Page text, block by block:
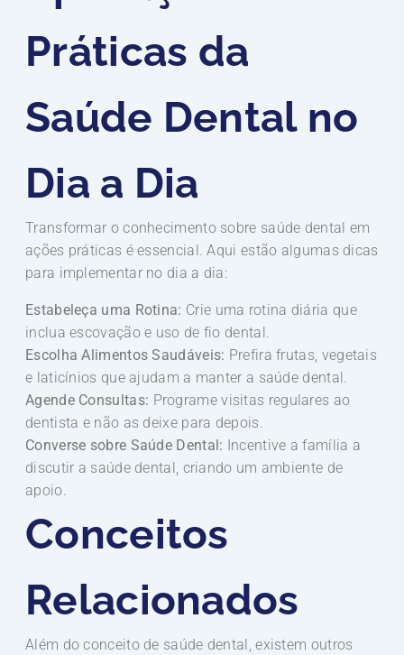
Práticas da
Saúde Dental no
Dia a Dia
Transformar o conhecimento sobre saúde dental em
ações práticas é essencial. Aqui estão algumas dicas
para implementar no dia a dia:
Estabeleça uma Rotina: Crie uma rotina diária que
inclua escovação e uso de fio dental.
Escolha Alimentos Saudáveis: Prefira frutas, vegetais
e laticínios que ajudam a manter a saúde dental.
Agende Consultas: Programe visitas regulares ao
dentista e não as deixe para depois.
Converse sobre Saúde Dental: Incentive a família a
discutir a saúde dental, criando um ambiente de
apoio.
Conceitos
Relacionados
Além do conceito de saúde dental, existem outros